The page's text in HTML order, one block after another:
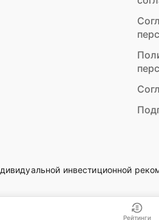
инвестиционной
Рейтинги